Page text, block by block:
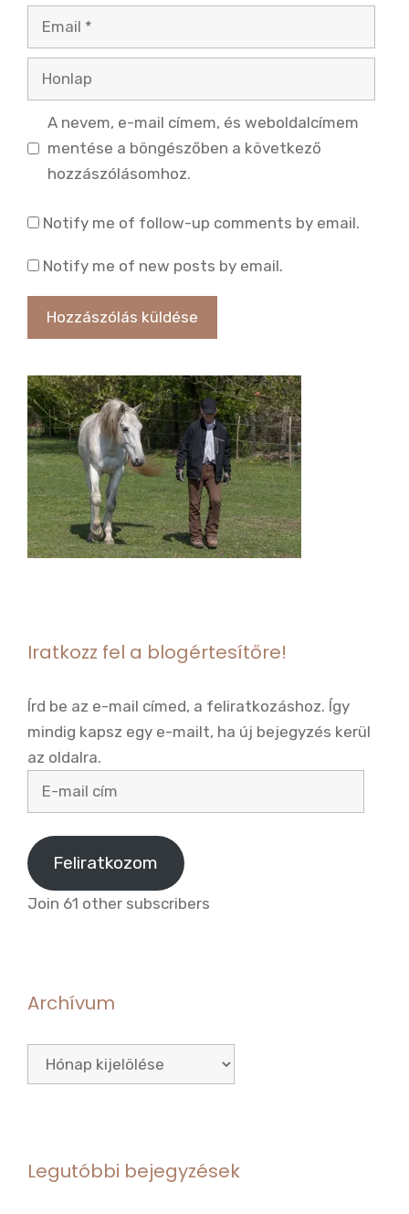
Email
Honlap
A nevem, e-mail címem, és weboldalcímem
mentése a böngészőben a következő
hozzászólásomhoz.
Notify me of follow-up comments by email.
Notify me of new posts by email.
Iratkozz fel a blogértesítőre!
Írd be az e-mail címed, a feliratkozáshoz. Így
mindig kapsz egy e-mailt, ha új bejegyzés kerül
az oldalra.
cím
Feliratkozom
Join 61 other subscribers
Archívum
Archívum
Legutóbbi bejegyzések